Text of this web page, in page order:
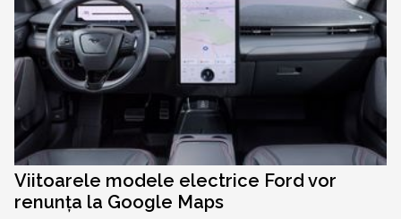
Viitoarele modele electrice Ford vor
renunța la Google Maps